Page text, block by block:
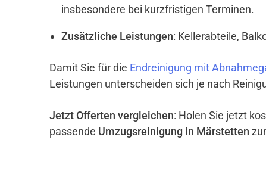
insbesondere bei kurzfristigen Terminen.
Zusätzliche Leistungen: Kellerabteile,
Damit Sie für die Endreinigung mit
Leistungen unterscheiden sich je nach
Jetzt Offerten vergleichen: Holen Sie jetzt
passende Umzugsreinigung in Märstetten